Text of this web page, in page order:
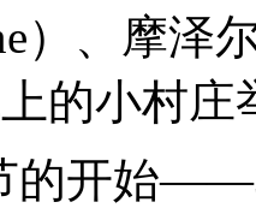
）、摩泽
上的小村
的开始